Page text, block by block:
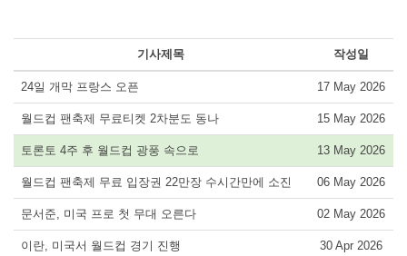
기사제목 작성일
24일 개막 프랑스 오픈 17 May 2026
월드컵 팬축제 무료티켓 2차분도 동나 15 May 2026
토론토 4주 후 월드컵 광풍 속으로 13 May 2026
월드컵 팬축제 무료 입장권 22만장 수시간만에 소진 06 May 2026
문서준, 미국 프로 첫 무대 오른다 02 May 2026
이란, 미국서 월드컵 경기 진행 30 Apr 2026